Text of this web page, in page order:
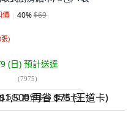
價 40%$69
)
(日) 預計送達
(7975)
再省 $75 (王道卡)